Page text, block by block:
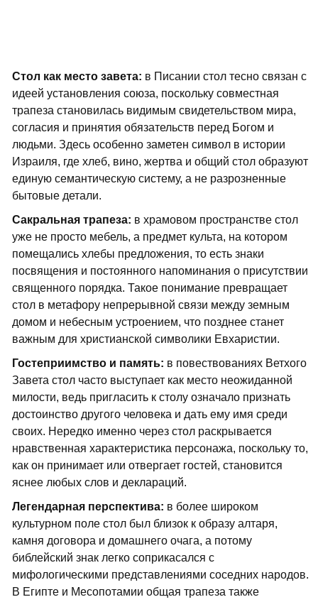
Стол как место завета: в Писании стол тесно связан с
идеей установления союза, поскольку совместная
трапеза становилась видимым свидетельством мира,
согласия и принятия обязательств перед Богом и
людьми. Здесь особенно заметен символ в истории
Израиля, где хлеб, вино, жертва и общий стол образуют
единую семантическую систему, а не разрозненные
бытовые детали.
Сакральная трапеза: в храмовом пространстве стол
уже не просто мебель, а предмет культа, на котором
помещались хлебы предложения, то есть знаки
посвящения и постоянного напоминания о присутствии
священного порядка. Такое понимание превращает
стол в метафору непрерывной связи между земным
домом и небесным устроением, что позднее станет
важным для христианской символики Евхаристии.
Гостеприимство и память: в повествованиях Ветхого
Завета стол часто выступает как место неожиданной
милости, ведь пригласить к столу означало признать
достоинство другого человека и дать ему имя среди
своих. Нередко именно через стол раскрывается
нравственная характеристика персонажа, поскольку то,
как он принимает или отвергает гостей, становится
яснее любых слов и деклараций.
Легендарная перспектива: в более широком
культурном поле стол был близок к образу алтаря,
камня договора и домашнего очага, а потому
библейский знак легко соприкасался с
мифологическими представлениями соседних народов.
В Египте и Месопотамии общая трапеза также